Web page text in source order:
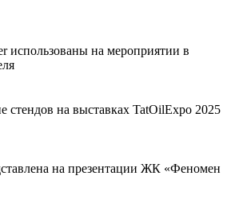
использованы на мероприятии в
стендов на выставках TatOilExpo 2025
на презентации ЖК «Феномен